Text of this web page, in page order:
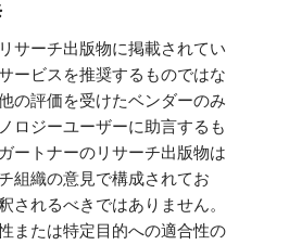
サーチ出版物に掲載されてい
ービスを推奨するものではな
の評価を受けたベンダーのみ
ロジーユーザーに助言するも
ートナーのリサーチ出版物は
組織の意見で構成されてお
されるべきではありません。
または特定目的への適合性の